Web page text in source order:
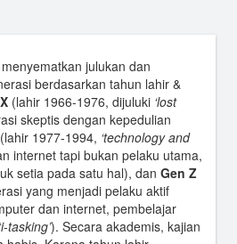
julukan dan
berdasarkan tahun lahir &
(lahir 1966-1976, dijuluki ‘lost
skeptis dengan kepedulian
1977-1994, ‘technology and
internet tapi bukan pelaku utama,
setia pada satu hal), dan Gen Z
yang menjadi pelaku aktif
dan internet, pembelajar
tasking’). Secara akademis, kajian